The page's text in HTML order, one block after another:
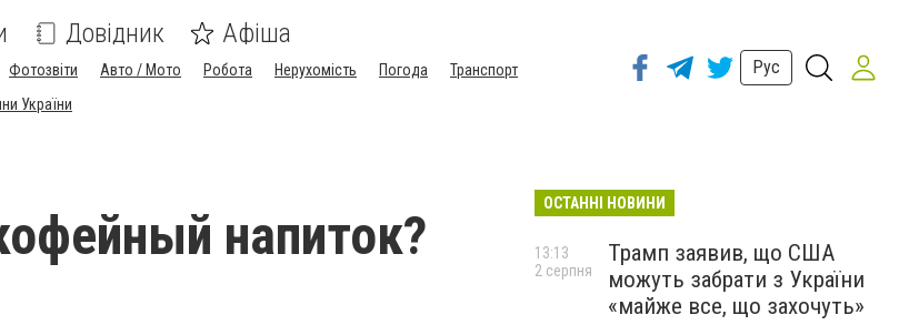
Довідник Афіша
Фотозвіти Авто / Мото Робота Нерухомість Погода
Транспорт
України
Рус
напиток?
ОСТАННІ НОВИНИ
Трамп заявив, що США
можуть забрати з України
«майже все, що захочуть»
13:13
2 серпня